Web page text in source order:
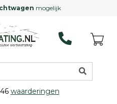
mogelijk
waarderingen